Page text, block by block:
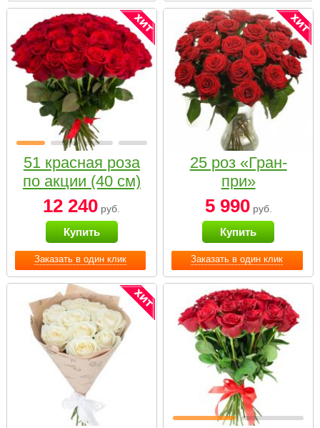
Заказать в один клик
51 красная роза
по акции (40 см)
12 240 руб.
Купить
Заказать в один клик
25 роз «Гран-
при»
5 990руб.
Купить